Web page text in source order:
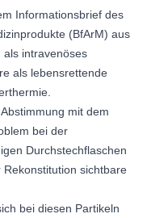
Informationsbrief des
(BfArM) aus
intravenöses
als lebensrettende
mit dem
bei der
Durchstechflaschen
sichtbare
bei diesen Partikeln